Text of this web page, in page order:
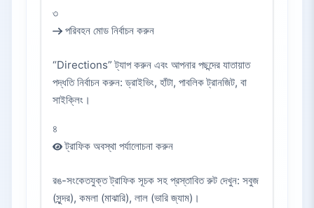
৩
পরিবহন মোড নির্বাচন করুন
“Directions” ট্যাপ করুন এবং আপনার পছন্দের যাতায়াত
পদ্ধতি নির্বাচন করুন: ড্রাইভিং, হাঁটা, পাবলিক ট্রানজিট, বা
সাইক্লিং।
৪
ট্রাফিক অবস্থা পর্যালোচনা করুন
রঙ-সংকেতযুক্ত ট্রাফিক সূচক সহ প্রস্তাবিত রুট দেখুন: সবুজ
(সুন্দর), কমলা (মাঝারি), লাল (ভারি জ্যাম)।